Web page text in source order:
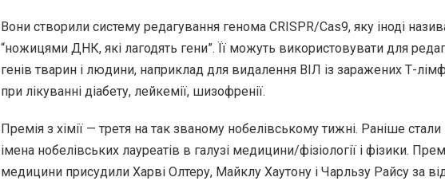
Вони створили систему редагування генома CRISPR/Cas9, яку іноді
“ножицями ДНК, які лагодять гени”. Її можуть використовувати для
генів тварин і людини, наприклад для видалення ВІЛ із заражених Т-
при лікуванні діабету, лейкемії, шизофренії.
Премія з хімії — третя на так званому нобелівському тижні. Раніше стали
імена нобелівських лауреатів в галузі медицини/фізіології і фізики.
медицини присудили Харві Олтеру, Майклу Хаутону і Чарльзу Райсу за